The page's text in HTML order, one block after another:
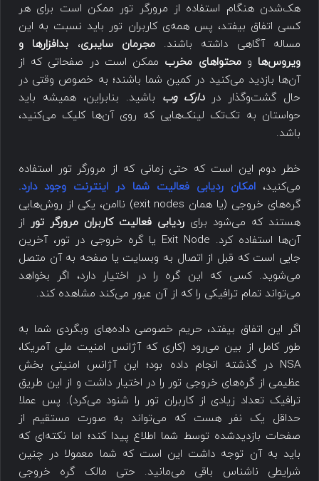
هک‌شدن هنگام استفاده از مرورگر تور ممکن است برای هر
کسی اتفاق بیفتد، پس همه‌ی کاربران تور باید نسبت به این
مساله آگاهی داشته باشند.مجرمان سایبری، بدافزارها و
ویروس‌ها ومحتواهای مخرب ممکن است در صفحاتی که از
آن‌ها بازدید می‌کنید در کمین شما باشند؛ به خصوص وقتی در
حال گشت‌وگذار دردارک وب باشید. بنابراین، همیشه باید
حواستان به تک‌تک لینک‌هایی که روی آن‌ها کلیک می‌کنید،
باشد.
خطر دوم این است که حتی زمانی که از مرورگر تور استفاده
می‌کنید،امکان ردیابی فعالیت شما در اینترنت وجود دارد.
گره‌های خروجی (یا همان exit nodes) ناامن، یکی از روش‌هایی
هستند که می‌شود برای ردیابی فعالیت کاربران مرورگر تور از
آن‌ها استفاده کرد. Exit Node یا گره خروجی در تور، آخرین
جایی است که قبل از اتصال به وبسایت یا صفحه به آن متصل
می‌شوید. کسی که این گره را در اختیار دارد، اگر بخواهد
می‌تواند تمام ترافیکی را که از آن عبور می‌کند مشاهده کند.
اگر این اتفاق بیفتد، حریم خصوصی داده‌های وبگردی شما به
طور کامل از بین می‌رود (کاری که آژانس امنیت ملی آمریکا،
NSA در گذشته انجام داده بود؛ این آژانس امنیتی بخش
عظیمی از گره‌های خروجی تور را در اختیار داشت و از این طریق
ترافیک تعداد زیادی از کاربران تور را شنود می‌کرد). پس عملا
حداقل یک نفر هست که می‌‎تواند به صورت مستقیم از
صفحات بازدیدشده توسط شما اطلاع پیدا کند؛ اما نکته‌ای که
باید به آن توجه داشت این است که شما معمولا در چنین
شرایطی ناشناس باقی می‌مانید. حتی مالک گره خروجی